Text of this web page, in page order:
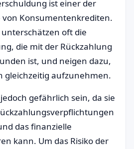
ist einer der
Konsumentenkrediten.
oft die
die mit der Rückzahlung
ist, und neigen dazu,
gleichzeitig aufzunehmen.
gefährlich sein, da sie
das finanzielle
kann. Um das Risiko der